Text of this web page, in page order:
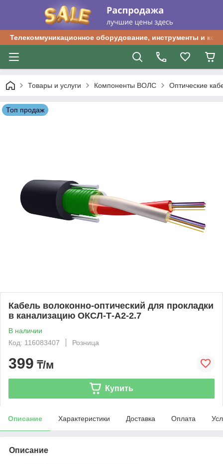
Телекоммуникационное оборудование, инструменты и
Товары и услуги Компоненты ВОЛС Оптические
Топ продаж
Кабель волоконно-оптический для прокладки
в канализацию ОКСЛ-Т-А2-2.7
В наличии
Код: 116083407
Розница
399 ₸/м
Купить
Описание Характеристики Доставка Оплата
Описание